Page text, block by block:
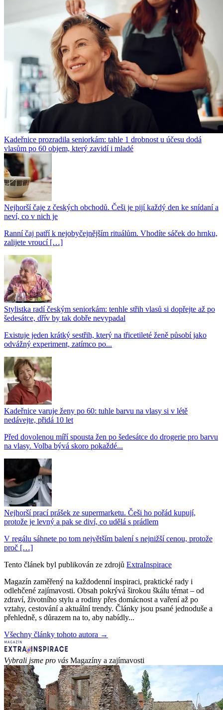
Kadeřnice prozradila seniorkám: tahle 1 drobnost u účesu dodá
vlasům po 60 objem, který zavidí i mladé
Nejhorší čaje z českých obchodů. Češi je pijí každý den ke snídaní a
neví, co v nich je
Ranní čaj patří k nejobyčejnějším rituálům. Vhodíte sáček do hrnku,
zalijete vroucí […]
Stylistka radí českým seniorkám: tenhle střih vlasů si dopřejte až po
šedesátce, dřív by tak dobře nevypadal
Existuje jeden krátký sestřih, který na třicetileté ženě působí jako
odvážný experiment, zatímco po...
Kadeřnice varuje ženy po 60: tuhle barvu na vlasy si v létě
nedávejte, přidá 10 let
Před dovolenou míří spousta žen po šedesátce do drogerie pro barvu
na vlasy. Volba bývá skoro pokaždé...
Nejhorší prací prášek ze supermarketu. Češi ho pořád kupují,
protože je levný a pak se diví, co udělá s prádlem
V regálu sáhnete po tom největším balení s nejnižší cenou, protože
proč […]
Tento článek byl publikován ze zdrojů ExtraInspirace
Magazín zaměřený na každodenní inspiraci, praktické rady i
odlehčené zajímavosti. Obsah pokrývá širokou škálu témat – od
zdraví, životního stylu a rodiny přes domácnost a vaření až po
vztahy, cestování a aktuální trendy. Články jsou psané jednoduše a
přehledně, s důrazem na to, aby nabídly...
Všechny články tohoto autora →
Vybrali jsme pro vás Magazíny a zajímavosti